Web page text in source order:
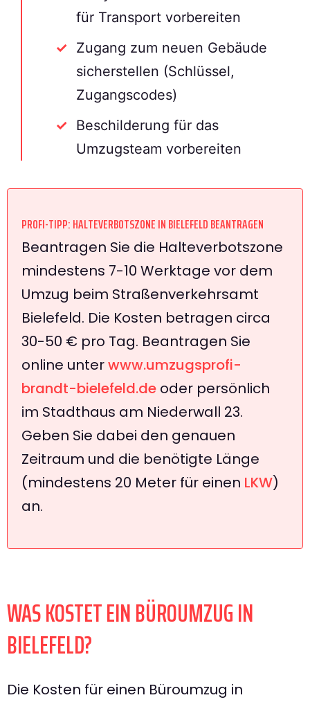
für Transport vorbereiten
Zugang zum neuen Gebäude
sicherstellen (Schlüssel,
Zugangscodes)
Beschilderung für das
Umzugsteam vorbereiten
PROFI-TIPP: HALTEVERBOTSZONE IN BIELEFELD BEANTRAGEN
Beantragen Sie die Halteverbotszone
mindestens 7-10 Werktage vor dem
Umzug beim Straßenverkehrsamt
Bielefeld. Die Kosten betragen circa
30-50 € pro Tag. Beantragen Sie
online unterwww.umzugsprofi-
brandt-bielefeld.de oder persönlich
im Stadthaus am Niederwall 23.
Geben Sie dabei den genauen
Zeitraum und die benötigte Länge
(mindestens 20 Meter für einen LKW)
an.
WAS KOSTET EIN BÜROUMZUG IN
BIELEFELD?
Die Kosten für einen Büroumzug in